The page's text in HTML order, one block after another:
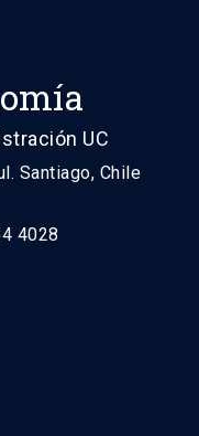
UC
Santiago, Chile
4028